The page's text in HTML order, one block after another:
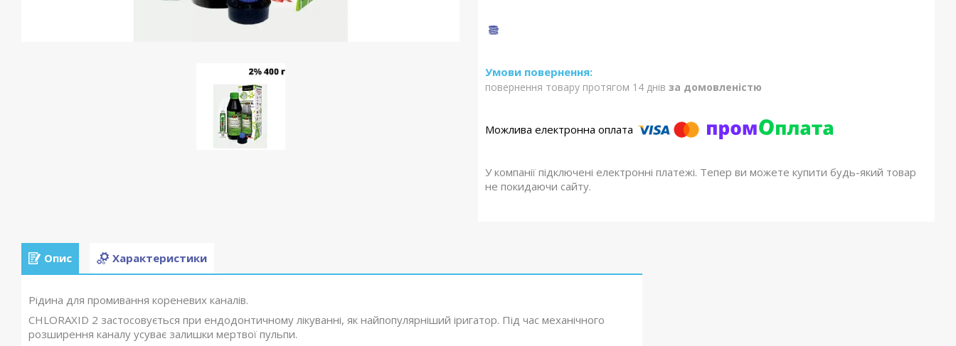
повернення товару протягом 14 днів за домовленістю
У компанії підключені електронні платежі. Тепер ви можете купити будь-який товар
не покидаючи сайту.
Опис Характеристики
Рідина для промивання кореневих каналів.
CHLORAXID 2 застосовується при ендодонтичному лікуванні, як найпопулярніший іригатор. Під час механічного
розширення каналу усуває залишки мертвої пульпи.